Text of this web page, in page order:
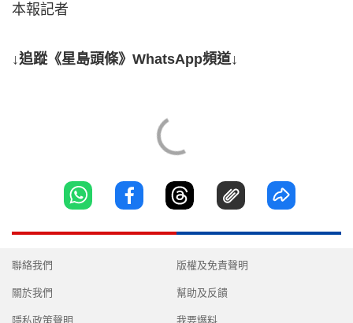
本報記者
↓追蹤《星島頭條》WhatsApp頻道↓
聯絡我們
關於我們
隱私政策聲明
版權及免責聲明
幫助及反饋
我要爆料